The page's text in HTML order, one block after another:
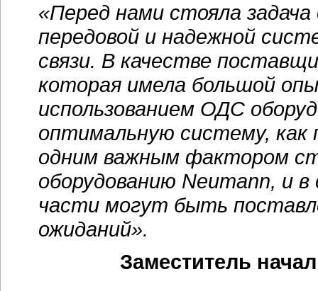
«Перед нами стояла
передовой и надежной
связи. В качестве
которая имела большой
использованием ОДС
оптимальную систему,
одним важным фактором
оборудованию Neumann, и
части могут быть
ожиданий».
Заместитель